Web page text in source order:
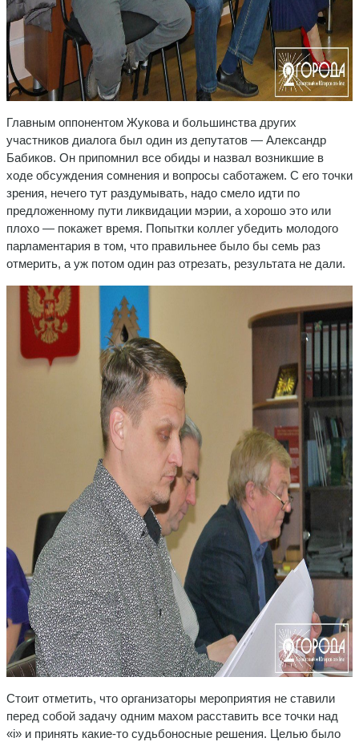
Главным оппонентом Жукова и большинства других
участников диалога был один из депутатов — Александр
Бабиков. Он припомнил все обиды и назвал возникшие в
ходе обсуждения сомнения и вопросы саботажем. С его точки
зрения, нечего тут раздумывать, надо смело идти по
предложенному пути ликвидации мэрии, а хорошо это или
плохо — покажет время. Попытки коллег убедить молодого
парламентария в том, что правильнее было бы семь раз
отмерить, а уж потом один раз отрезать, результата не дали.
Стоит отметить, что организаторы мероприятия не ставили
перед собой задачу одним махом расставить все точки над
«i» и принять какие-то судьбоносные решения. Целью было